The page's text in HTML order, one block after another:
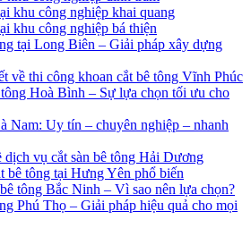
khu công nghiệp khai quang
khu công nghiệp bá thiện
tại Long Biên – Giải pháp xây dựng
về thi công khoan cắt bê tông Vĩnh Phúc
Hoà Bình – Sự lựa chọn tối ưu cho
Nam: Uy tín – chuyên nghiệp – nhanh
vụ cắt sàn bê tông Hải Dương
bê tông tại Hưng Yên phổ biến
tông Bắc Ninh – Vì sao nên lựa chọn?
Phú Thọ – Giải pháp hiệu quả cho mọi